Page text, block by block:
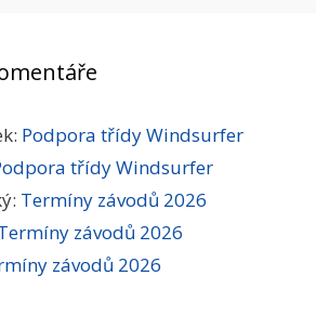
: Podpora třídy Windsurfer
třídy Windsurfer
: Termíny závodů 2026
závodů 2026
závodů 2026